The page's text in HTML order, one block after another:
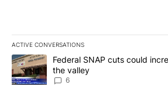
ACTIVE CONVERSATIONS
The following is a list of the most
A trending article titled "Federal SNAP
Federal SNAP cuts could
the valley
6